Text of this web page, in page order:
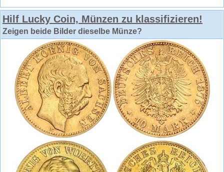
Hilf Lucky Coin, Münzen zu klassifizieren!
Zeigen beide Bilder dieselbe Münze?